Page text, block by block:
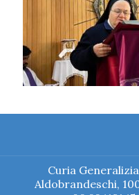
Curia
Aldobrandeschi,